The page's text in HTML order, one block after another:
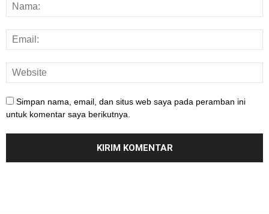
Simpan nama, email, dan situs web saya pada peramban ini
untuk komentar saya berikutnya.